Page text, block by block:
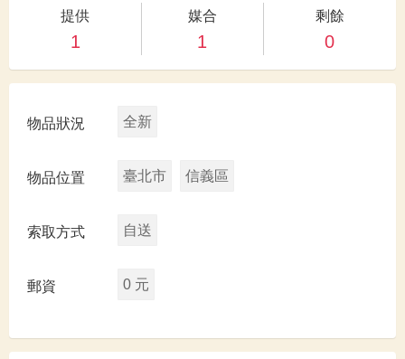
提供
1
媒合
1
剩餘
0
物品狀況 全新
物品位置 臺北市 信義區
索取方式 自送
郵資 0 元